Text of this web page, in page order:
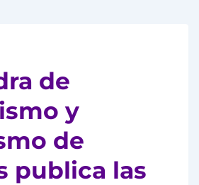
de
y
de
publica las